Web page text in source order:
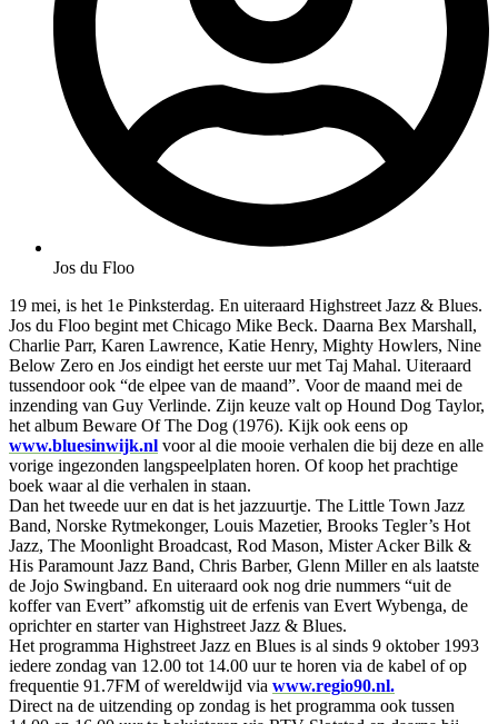
Jos du Floo
19 mei, is het 1e Pinksterdag. En uiteraard Highstreet Jazz & Blues.
Jos du Floo begint met Chicago Mike Beck. Daarna Bex Marshall,
Charlie Parr, Karen Lawrence, Katie Henry, Mighty Howlers, Nine
Below Zero en Jos eindigt het eerste uur met Taj Mahal. Uiteraard
tussendoor ook “de elpee van de maand”. Voor de maand mei de
inzending van Guy Verlinde. Zijn keuze valt op Hound Dog Taylor,
het album Beware Of The Dog (1976). Kijk ook eens op
www.bluesinwijk.nl voor al die mooie verhalen die bij deze en alle
vorige ingezonden langspeelplaten horen. Of koop het prachtige
boek waar al die verhalen in staan.
Dan het tweede uur en dat is het jazzuurtje. The Little Town Jazz
Band, Norske Rytmekonger, Louis Mazetier, Brooks Tegler’s Hot
Jazz, The Moonlight Broadcast, Rod Mason, Mister Acker Bilk &
His Paramount Jazz Band, Chris Barber, Glenn Miller en als laatste
de Jojo Swingband. En uiteraard ook nog drie nummers “uit de
koffer van Evert” afkomstig uit de erfenis van Evert Wybenga, de
oprichter en starter van Highstreet Jazz & Blues.
Het programma Highstreet Jazz en Blues is al sinds 9 oktober 1993
iedere zondag van 12.00 tot 14.00 uur te horen via de kabel of op
frequentie 91.7FM of wereldwijd via www.regio90.nl.
Direct na de uitzending op zondag is het programma ook tussen